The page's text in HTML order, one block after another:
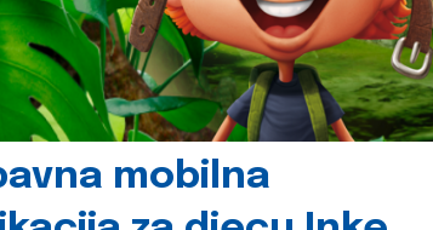
mobilna